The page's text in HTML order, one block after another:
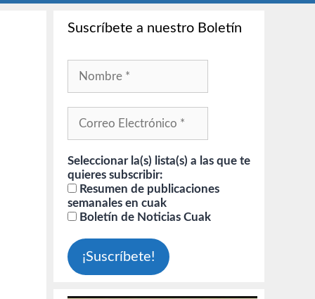
Suscríbete a nuestro Boletín
Seleccionar la(s) lista(s) a las que te
quieres subscribir:
Resumen de publicaciones
semanales en cuak
Boletín de Noticias Cuak